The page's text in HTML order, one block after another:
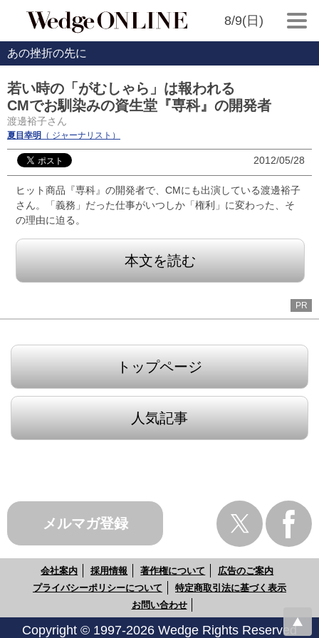
8/9(日)
あの挫折の先に
若い時の「がむしゃら」は報われる
CMでお馴染みの資生堂『専科』の開発者
渡邊裕子さん
夏目幸明 （ ジャーナリスト）
2012/05/28
ヒット商品『専科』の開発者で、CMにも出演している渡邊裕子
さん。「義務」だった仕事がいつしか「権利」に変わった、そ
の理由に迫る。
本文を読む
PR
トップページ
人気記事
メルマガ登録
会社案内 採用情報 著作権について
広告のご案内
プライバシーポリシーについて
特定商取引法に基づく表示
お問い合わせ
Copyright © 1997-2026 Wedge Rights Reserved